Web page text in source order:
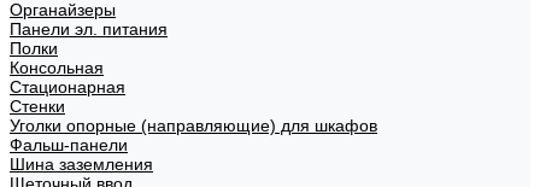
Органайзеры
Панели эл. питания
Полки
Консольная
Стационарная
Стенки
Уголки опорные (направляющие) для шкафов
Фальш-панели
Шина заземления